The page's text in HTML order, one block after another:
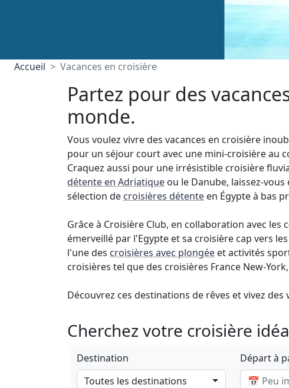
Accueil Vacances en croisière
Partez pour des
monde.
Vous voulez vivre des vacances en croisière
pour un séjour court avec une mini-croisière au
Craquez aussi pour une irrésistible croisière
détente en Adriatique ou le Danube, laissez-
sélection de croisières détente en Égypte à bas
Grâce à Croisière Club, en collaboration avec
émerveillé par l'Egypte et sa croisière cap vers
l'une des croisières avec plongée et activités
croisières tel que des croisières France New-
Découvrez ces destinations de rêves et vivez
Cherchez votre croisière
Destination
Toutes les destinations
Départ à